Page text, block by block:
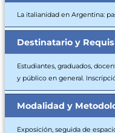
La italianidad en Argentina:
Destinatario y
Estudiantes, graduados,
y público en general.
Modalidad y
Exposición, seguida de